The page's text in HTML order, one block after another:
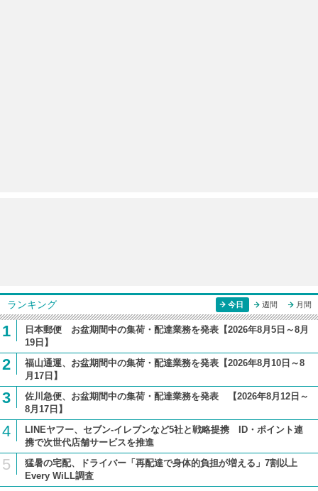
ランキング 今日 週間 月間
1
日本郵便 お盆期間中の集荷・配達業務を発表【2026年8月5日～8月
19日】
2
福山通運、お盆期間中の集荷・配達業務を発表【2026年8月10日～8
月17日】
3
佐川急便、お盆期間中の集荷・配達業務を発表 【2026年8月12日～
8月17日】
4
LINEヤフー、セブン-イレブンなど5社と戦略提携 ID・ポイント連
携で次世代店舗サービスを推進
5
猛暑の宅配、ドライバー「再配達で身体的負担が増える」7割以上
Every WiLL調査